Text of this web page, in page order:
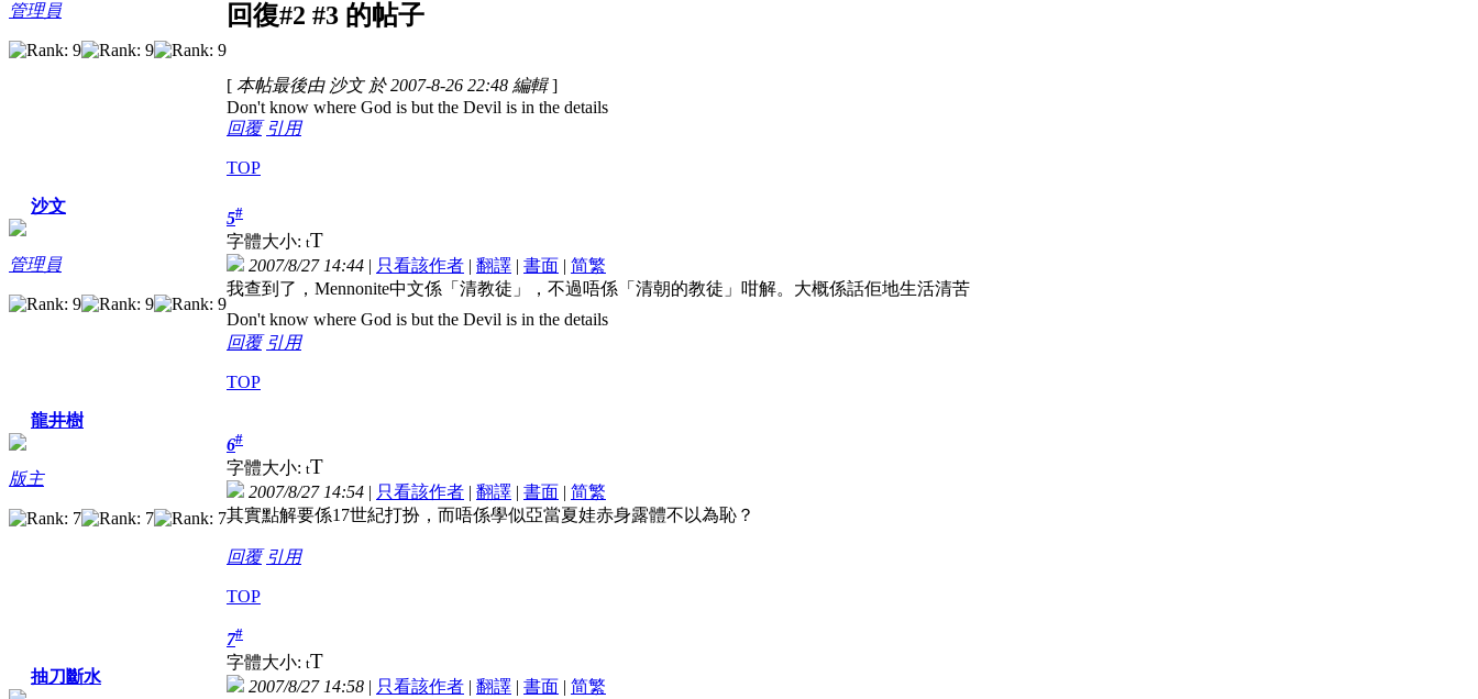
管理員 回復#2 #3 的帖子
[ 本帖最後由 沙文 於 2007-8-26 22:48 編輯]
Don't know where God is but the Devil is in the details
回覆 引用
TOP
沙文
管理員
5#
字體大小: tT
2007/8/27 14:44 | 只看該作者 | 翻譯 | 書面 | 简繁
我查到了，Mennonite中文係「清教徒」，不過唔係「清朝的教徒」咁解。大概係話佢地生活清苦
Don't know where God is but the Devil is in the details
回覆 引用
TOP
龍井樹
版主
6#
字體大小: tT
2007/8/27 14:54 | 只看該作者 | 翻譯 | 書面 | 简繁
其實點解要係17世紀打扮，而唔係學似亞當夏娃赤身露體不以為恥？
回覆 引用
TOP
抽刀斷水
7#
字體大小: tT
2007/8/27 14:58 | 只看該作者 | 翻譯 | 書面 | 简繁